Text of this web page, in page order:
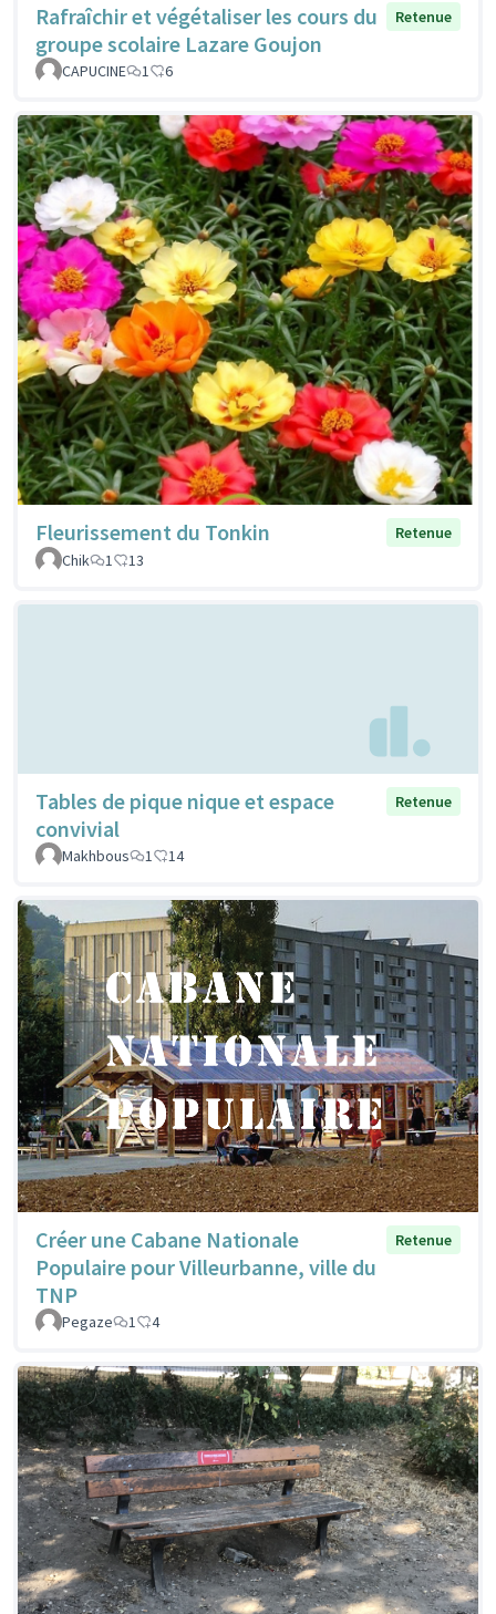
Rafraîchir et végétaliser les cours du
groupe scolaire Lazare Goujon
Retenue
CAPUCINE 1 6
Fleurissement du Tonkin
Retenue
Chik
1 13
Tables de pique nique et espace
convivial
Retenue
Makhbous 1 14
Créer une Cabane Nationale
Populaire pour Villeurbanne, ville du
TNP
Retenue
Pegaze 1 4